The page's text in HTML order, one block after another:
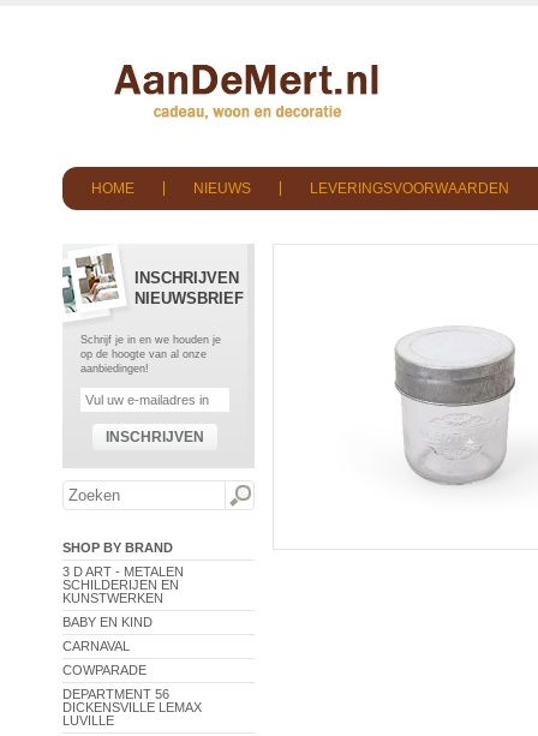
HOME NIEUWS LEVERINGSVOORWAARDEN
INSCHRIJVEN
NIEUWSBRIEF
Schrijf je in en we houden je
op de hoogte van al onze
aanbiedingen!
INSCHRIJVEN
SHOP BY BRAND
3 D ART - METALEN
SCHILDERIJEN EN
KUNSTWERKEN
BABY EN KIND
CARNAVAL
COWPARADE
DEPARTMENT 56
DICKENSVILLE LEMAX
LUVILLE